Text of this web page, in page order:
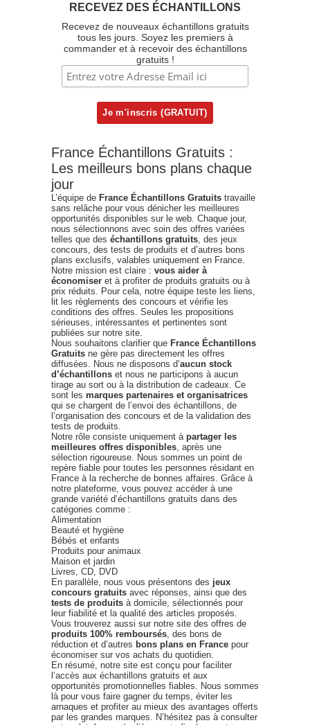
RECEVEZ DES ÉCHANTILLONS
Recevez de nouveaux échantillons gratuits
tous les jours. Soyez les premiers à
commander et à recevoir des échantillons
gratuits !
France Échantillons Gratuits :
Les meilleurs bons plans chaque
jour
L’équipe de France Échantillons Gratuits travaille
sans relâche pour vous dénicher les meilleures
opportunités disponibles sur le web. Chaque jour,
nous sélectionnons avec soin des offres variées
telles que des échantillons gratuits , des jeux
concours, des tests de produits et d’autres bons
plans exclusifs, valables uniquement en France.
Notre mission est claire : vous aider à
économiser et à profiter de produits gratuits ou à
prix réduits. Pour cela, notre équipe teste les liens,
lit les règlements des concours et vérifie les
conditions des offres. Seules les propositions
sérieuses, intéressantes et pertinentes sont
publiées sur notre site.
Nous souhaitons clarifier que France Échantillons
Gratuits ne gère pas directement les offres
diffusées. Nous ne disposons d’aucun stock
d’échantillons et nous ne participons à aucun
tirage au sort ou à la distribution de cadeaux. Ce
sont les marques partenaires et organisatrices
qui se chargent de l’envoi des échantillons, de
l’organisation des concours et de la validation des
tests de produits.
Notre rôle consiste uniquement à partager les
meilleures offres disponibles , après une
sélection rigoureuse. Nous sommes un point de
repère fiable pour toutes les personnes résidant en
France à la recherche de bonnes affaires. Grâce à
notre plateforme, vous pouvez accéder à une
grande variété d’échantillons gratuits dans des
catégories comme :
Alimentation
Beauté et hygiène
Bébés et enfants
Produits pour animaux
Maison et jardin
Livres, CD, DVD
En parallèle, nous vous présentons des jeux
concours gratuits avec réponses, ainsi que des
tests de produits à domicile, sélectionnés pour
leur fiabilité et la qualité des articles proposés.
Vous trouverez aussi sur notre site des offres de
produits 100% remboursés , des bons de
réduction et d’autres bons plans en France pour
économiser sur vos achats du quotidien.
En résumé, notre site est conçu pour faciliter
l’accès aux échantillons gratuits et aux
opportunités promotionnelles fiables. Nous sommes
là pour vous faire gagner du temps, éviter les
arnaques et profiter au mieux des avantages offerts
par les grandes marques. N’hésitez pas à consulter